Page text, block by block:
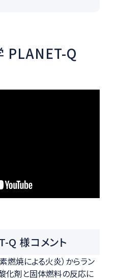
PLANET-Q
Q 様コメント
燃焼による火炎）からラン
化剤と固体燃料の反応に